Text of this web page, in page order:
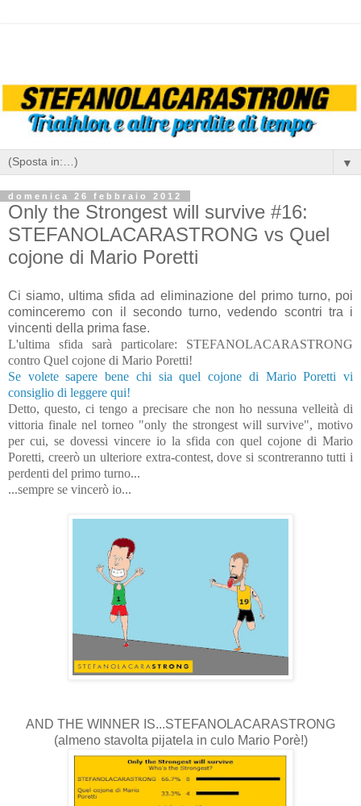
▼
domenica 26 febbraio 2012
Only the Strongest will survive #16:
STEFANOLACARASTRONG vs Quel
cojone di Mario Poretti
Ci siamo, ultima sfida ad eliminazione del primo turno, poi
cominceremo con il secondo turno, vedendo scontri tra i
vincenti della prima fase.
L'ultima sfida sarà particolare: STEFANOLACARASTRONG
contro Quel cojone di Mario Poretti!
Se volete sapere bene chi sia quel cojone di Mario Poretti vi
consiglio di leggere qui!
Detto, questo, ci tengo a precisare che non ho nessuna velleità di
vittoria finale nel torneo "only the strongest will survive", motivo
per cui, se dovessi vincere io la sfida con quel cojone di Mario
Poretti, creerò un ulteriore extra-contest, dove si scontreranno tutti i
perdenti del primo turno...
...sempre se vincerò io...
AND THE WINNER IS...STEFANOLACARASTRONG
(almeno stavolta pijatela in culo Mario Porè!)